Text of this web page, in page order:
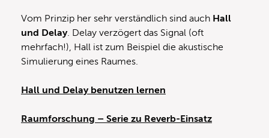
Vom Prinzip her sehr verständlich sind auch Hall
und Delay. Delay verzögert das Signal (oft
mehrfach!), Hall ist zum Beispiel die akustische
Simulierung eines Raumes.
Hall und Delay benutzen lernen
Raumforschung – Serie zu Reverb-Einsatz